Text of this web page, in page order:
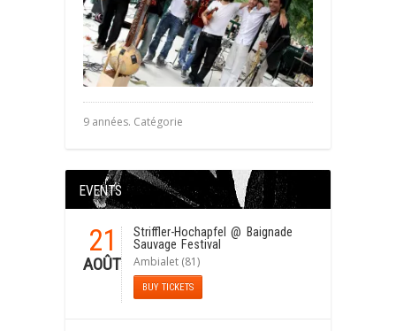
9 années. Catégorie
EVENTS
21
AOÛT
Striffler-Hochapfel @ Baignade
Sauvage Festival
Ambialet (81)
BUY TICKETS